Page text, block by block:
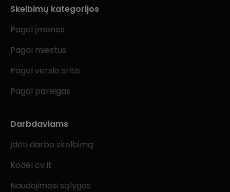
Skelbimų kategorijos
Pagal įmones
Pagal miestus
Pagal verslo sritis
Pagal pareigas
Darbdaviams
Įdėti darbo skelbimą
Kodėl cv.lt
Naudojimosi sąlygos